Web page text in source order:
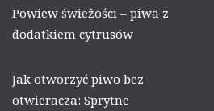
Powiew świeżości – piwa z
dodatkiem cytrusów
Jak otworzyć piwo bez
otwieracza: Sprytne